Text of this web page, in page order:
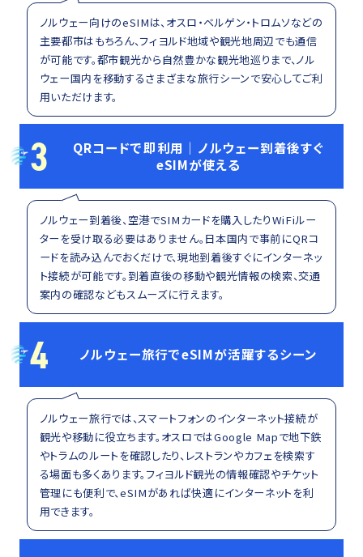
ノルウェー向けのeSIMは、オスロ・ベルゲン・トロムソなどの
主要都市はもちろん、フィヨルド地域や観光地周辺でも通信
が可能です。都市観光から自然豊かな観光地巡りまで、ノル
ウェー国内を移動するさまざまな旅行シーンで安心してご利
用いただけます。
3
QRコードで即利用｜ノルウェー到着後すぐ
eSIMが使える
ノルウェー到着後、空港でSIMカードを購入したりWiFiルー
ターを受け取る必要はありません。日本国内で事前にQRコ
ードを読み込んでおくだけで、現地到着後すぐにインターネッ
ト接続が可能です。到着直後の移動や観光情報の検索、交通
案内の確認などもスムーズに行えます。
4 ノルウェー旅行でeSIMが活躍するシーン
ノルウェー旅行では、スマートフォンのインターネット接続が
観光や移動に役立ちます。オスロではGoogle Mapで地下鉄
やトラムのルートを確認したり、レストランやカフェを検索す
る場面も多くあります。フィヨルド観光の情報確認やチケット
管理にも便利で、eSIMがあれば快適にインターネットを利
用できます。